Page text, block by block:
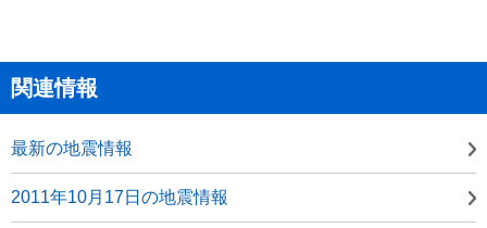
関連情報
最新の地震情報
2011年10月17日の地震情報